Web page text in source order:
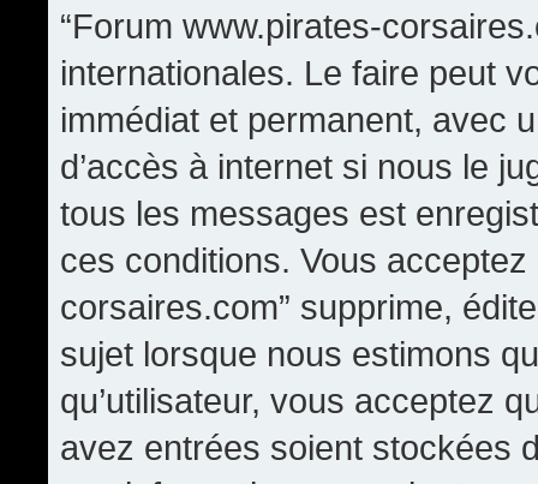
“Forum www.pirates-
internationales. Le faire peut
immédiat et permanent, avec
d’accès à internet si nous le
tous les messages est
ces conditions. Vous
corsaires.com” supprime,
sujet lorsque nous estimons
qu’utilisateur, vous acceptez
avez entrées soient stockées